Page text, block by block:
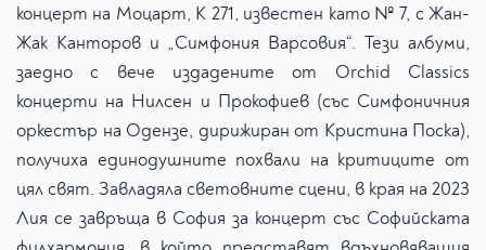
концерт на Моцарт, K 271, известен като № 7, с Жан-
Жак Канторов и „Симфония Варсовия“. Тези албуми,
заедно с вече издадените от Orchid Classics
концерти на Нилсен и Прокофиев (със Симфоничния
оркестър на Одензе, дирижиран от Кристина Поска),
получиха единодушните похвали на критиците от
цял свят. Завладяла световните сцени, в края на 2023
Лия се завръща в София за концерт със Софийската